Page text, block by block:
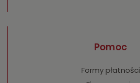
Pomoc
Formy płatności